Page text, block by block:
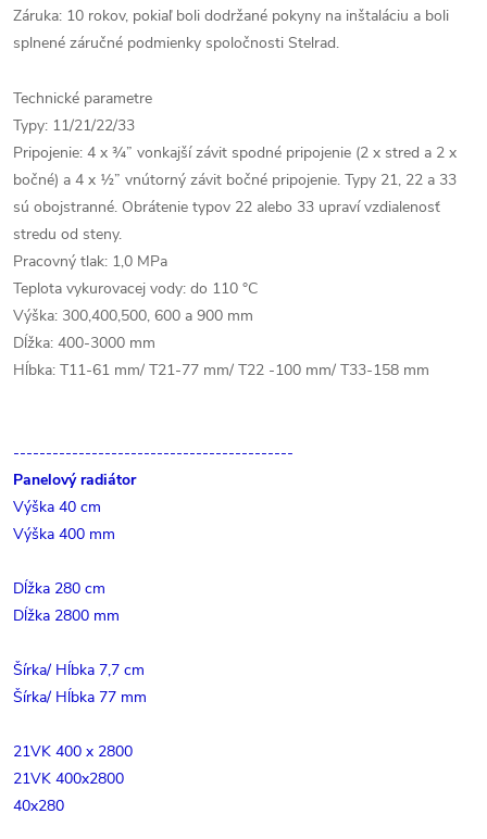
Záruka: 10 rokov, pokiaľ boli dodržané pokyny na inštaláciu a boli
splnené záručné podmienky spoločnosti Stelrad.
Technické parametre
Typy: 11/21/22/33
Pripojenie: 4 x ¾” vonkajší závit spodné pripojenie (2 x stred a 2 x
bočné) a 4 x ½” vnútorný závit bočné pripojenie. Typy 21, 22 a 33
sú obojstranné. Obrátenie typov 22 alebo 33 upraví vzdialenosť
stredu od steny.
Pracovný tlak: 1,0 MPa
Teplota vykurovacej vody: do 110 °C
Výška: 300,400,500, 600 a 900 mm
Dĺžka: 400-3000 mm
Hĺbka: T11-61 mm/ T21-77 mm/ T22 -100 mm/ T33-158 mm
-------------------------------------------
Panelový radiátor
Výška 40 cm
Výška 400 mm
Dĺžka 280 cm
Dĺžka 2800 mm
Šírka/ Hĺbka 7,7 cm
Šírka/ Hĺbka 77 mm
21VK 400 x 2800
21VK 400x2800
40x280